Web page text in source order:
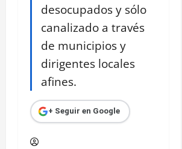
desocupados y sólo
canalizado a través
de municipios y
dirigentes locales
afines.
+ Seguir en Google